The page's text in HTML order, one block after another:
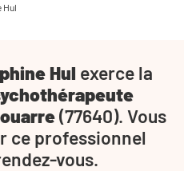
Hul
Hul exerce la
(77640). Vous
ce professionnel
vous.